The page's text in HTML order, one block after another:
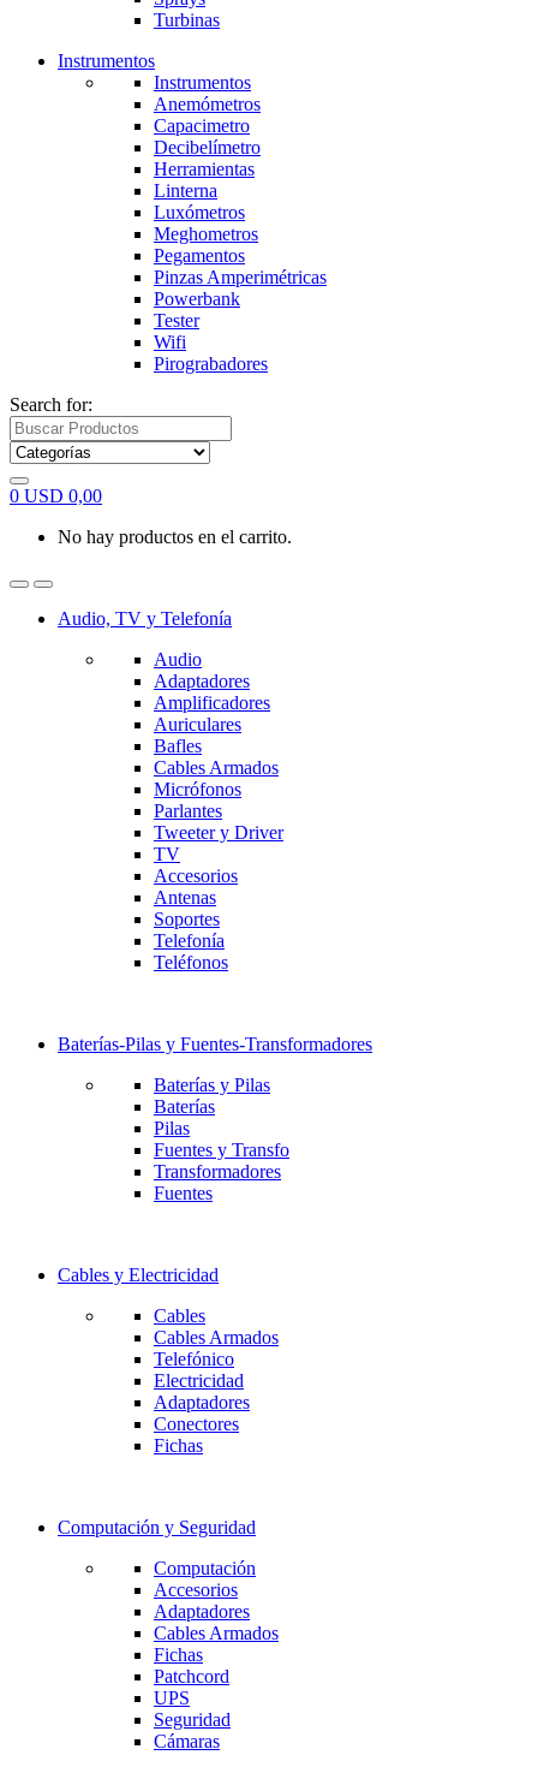
Turbinas
Instrumentos
Instrumentos
Anemómetros
Capacimetro
Decibelímetro
Herramientas
Linterna
Luxómetros
Meghometros
Pegamentos
Pinzas Amperimétricas
Powerbank
Tester
Wifi
Pirograbadores
Search for:
0 USD 0,00
No hay productos en el carrito.
Audio, TV y Telefonía
Audio
Adaptadores
Amplificadores
Auriculares
Bafles
Cables Armados
Micrófonos
Parlantes
Tweeter y Driver
TV
Accesorios
Antenas
Soportes
Telefonía
Teléfonos
Baterías-Pilas y Fuentes-Transformadores
Baterías y Pilas
Baterías
Pilas
Fuentes y Transfo
Transformadores
Fuentes
Cables y Electricidad
Cables
Cables Armados
Telefónico
Electricidad
Adaptadores
Conectores
Fichas
Computación y Seguridad
Computación
Accesorios
Adaptadores
Cables Armados
Fichas
Patchcord
UPS
Seguridad
Cámaras